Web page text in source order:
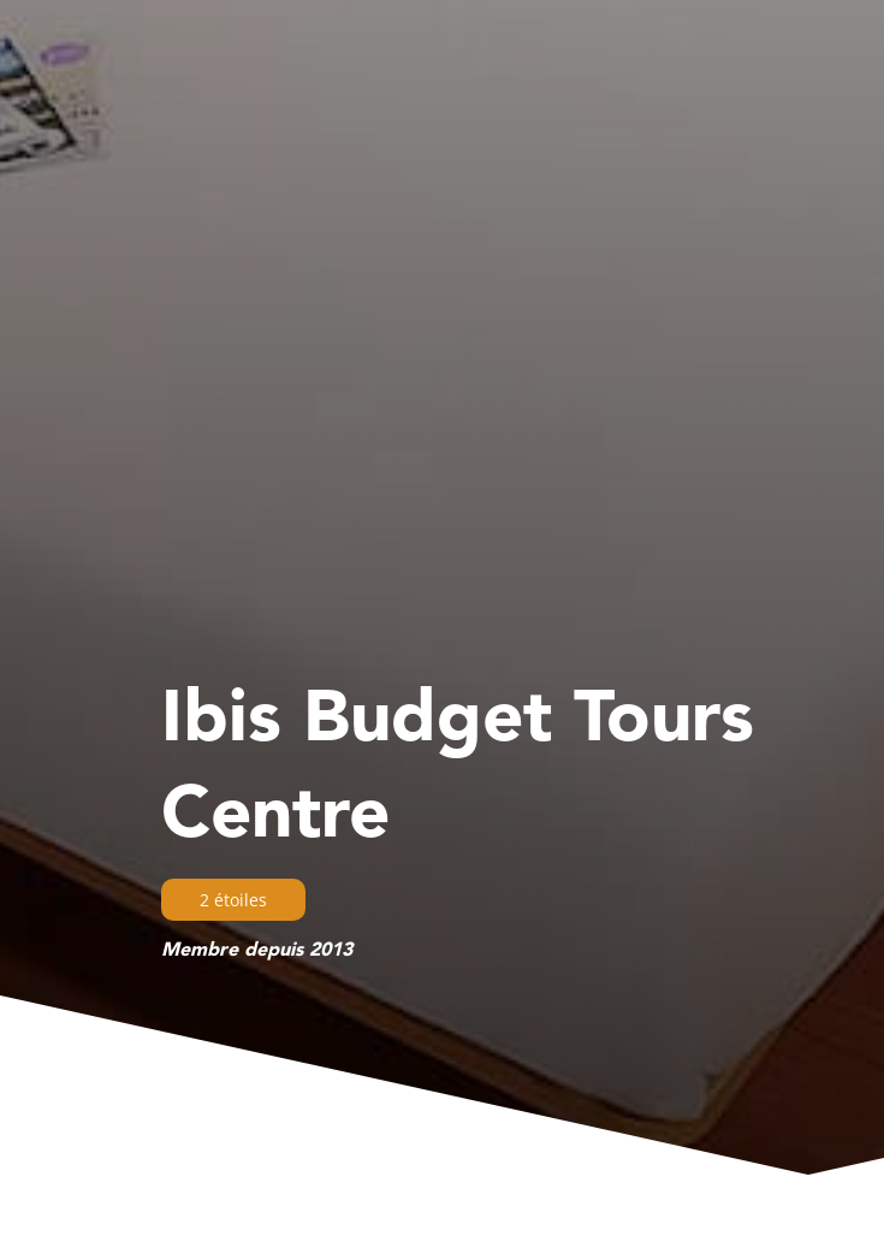
Ibis Budget Tours
Centre
2 étoiles
Membre depuis 2013